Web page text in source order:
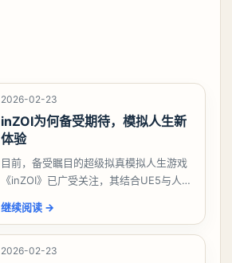
2026-02-23
inZOI为何备受期待，模拟人生新
体验
目前，备受瞩目的超级拟真模拟人生游戏
《inZOI》已广受关注，其结合UE5与人工
期待榜上脱颖而出，稳坐榜首。对于这款
深受模拟
继续阅读 →
2026-02-23